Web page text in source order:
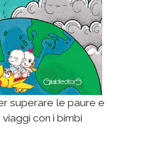
superare le paure e
con i bimbi